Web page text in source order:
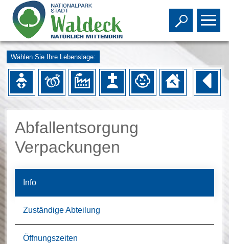
Toggle
Wählen Sie Ihre Lebenslage:
Abfallentsorgung
Verpackungen
Info
Zuständige Abteilung
Öffnungszeiten